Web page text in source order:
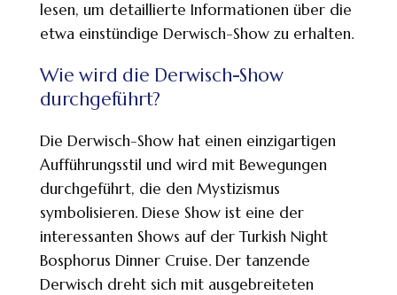
lesen, um detaillierte Informationen über die
etwa einstündige Derwisch-Show zu erhalten.
Wie wird die Derwisch-Show
durchgeführt?
Die Derwisch-Show hat einen einzigartigen
Aufführungsstil und wird mit Bewegungen
durchgeführt, die den Mystizismus
symbolisieren. Diese Show ist eine der
interessanten Shows auf der Turkish Night
Bosphorus Dinner Cruise. Der tanzende
Derwisch dreht sich mit ausgebreiteten